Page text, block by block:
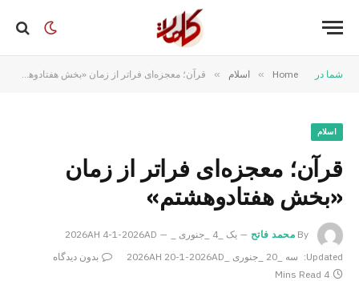
شما در Home
» اسلام » قرآن؛ معجزه‌ای فراتر از زمان «بخش هفتادوهشتم»
اسلام
قرآن؛ معجزه‌ای فراتر از زمان
«بخش هفتادوهشتم»
By محمد فاتح
یک _4 _جنوری _2026AH 4-1-2026AD
Updated:
سه _20 _جنوری _2026AH 20-1-2026AD
بدون دیدگاه
4 Mins Read